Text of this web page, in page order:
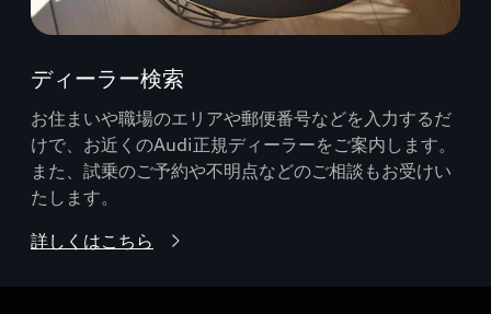
ディーラー検索
お住まいや職場のエリアや郵便番号などを入力するだ
けで、お近くのAudi正規ディーラーをご案内します。
また、試乗のご予約や不明点などのご相談もお受けい
たします。
詳しくはこちら